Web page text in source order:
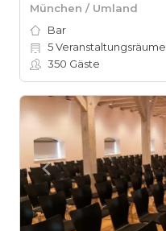
München / Umland
Bar
5Veranstaltungsräume
350 Gäste